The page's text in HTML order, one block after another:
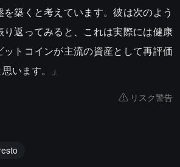
築くと考えています。彼は次のよう
り返ってみると、これは実際には健康
トコインが主流の資産として再評価
います。」
リスク警告